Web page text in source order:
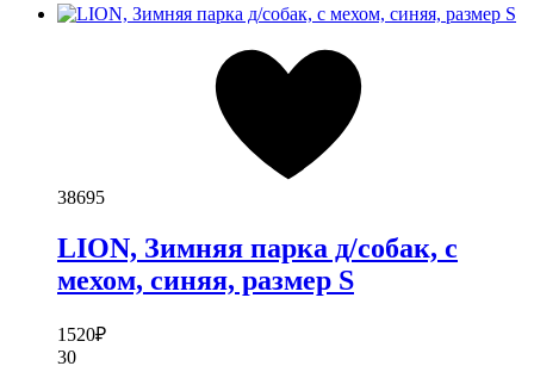
38695
LION, Зимняя парка д/собак, с
мехом, синяя, размер S
1520₽
30